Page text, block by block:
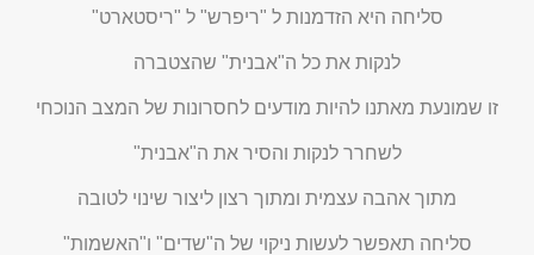
סליחה היא הזדמנות ל "ריפרש" ל "ריסטארט"
לנקות את כל ה"אבנית" שהצטברה
זו שמונעת מאתנו להיות מודעים לחסרונות של המצב הנוכחי
לשחרר לנקות והסיר את ה"אבנית"
מתוך אהבה עצמית ומתוך רצון ליצור שינוי לטובה
סליחה תאפשר לעשות ניקוי של ה"שדים" ו"האשמות"